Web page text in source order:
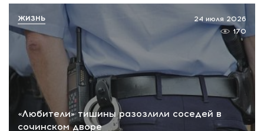
«Любители» тишины разозлили соседей в
сочинском дворе
24 июля 2026
170
ЖИЗНЬ